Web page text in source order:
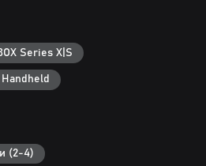
позволит спрыгивать с
двойного прыжка вы бросите
изоляцией помогут выдержать
из 17 предметов снаряжения.
и еженедельные испытания,
Series X|S
Handheld
(2-4)